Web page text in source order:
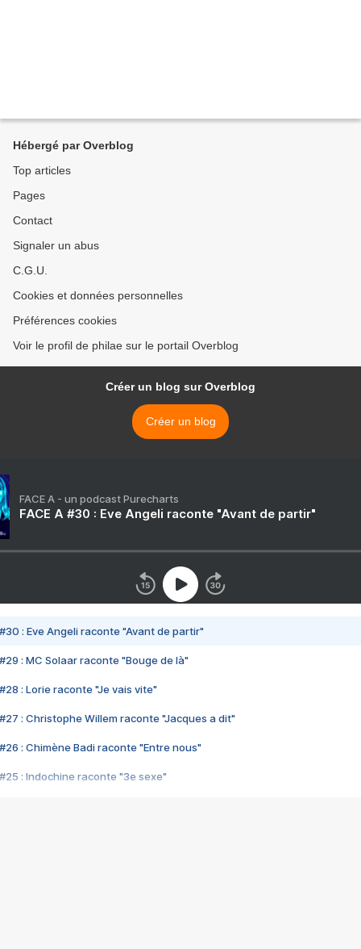
Hébergé par Overblog
Top articles
Pages
Contact
Signaler un abus
C.G.U.
Cookies et données personnelles
Préférences cookies
Voir le profil de philae sur le portail Overblog
Créer un blog sur Overblog
Créer un blog
FACE A - un podcast Purecharts
FACE A #30 : Eve Angeli raconte "Avant de partir"
#30 : Eve Angeli raconte "Avant de partir"
#29 : MC Solaar raconte "Bouge de là"
#28 : Lorie raconte "Je vais vite"
#27 : Christophe Willem raconte "Jacques a dit"
#26 : Chimène Badi raconte "Entre nous"
#25 : Indochine raconte "3e sexe"